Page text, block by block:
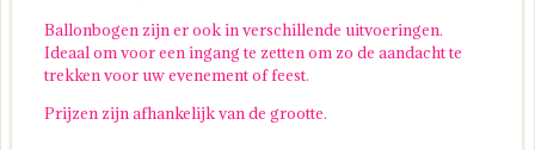
Ballonbogen zijn er ook in verschillende uitvoeringen.
Ideaal om voor een ingang te zetten om zo de aandacht te
trekken voor uw evenement of feest.
Prijzen zijn afhankelijk van de grootte.